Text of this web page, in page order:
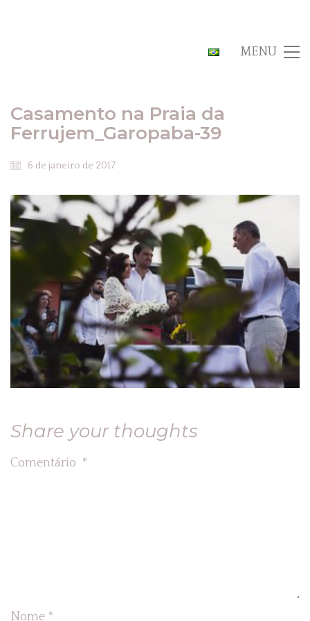
MENU
Casamento na Praia da
Ferrujem_Garopaba-39
6 de janeiro de 2017
Share your thoughts
Comentário *
Nome *